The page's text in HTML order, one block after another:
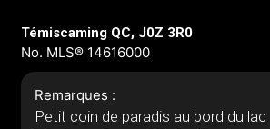
Témiscaming QC, J0Z 3R0
No. MLS® 14616000
Remarques :
Petit coin de paradis au bord du lac